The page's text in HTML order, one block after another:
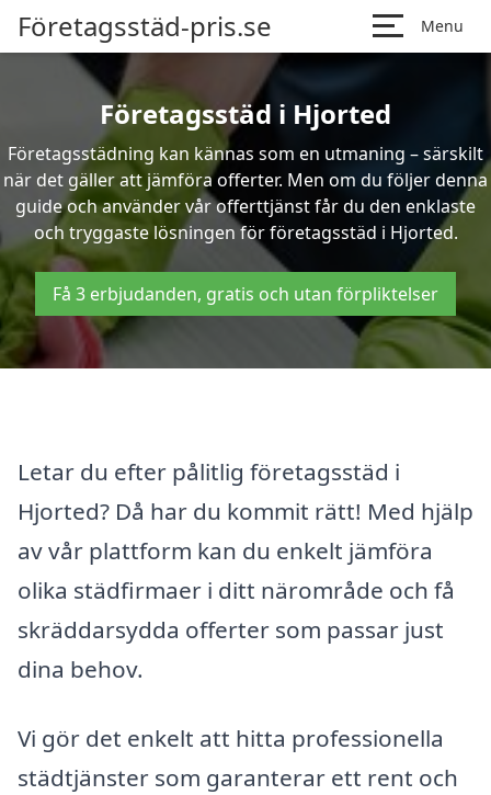
Företagsstäd-pris.se Menu
Företagsstäd i Hjorted
Företagsstädning kan kännas som en utmaning – särskilt
när det gäller att jämföra offerter. Men om du följer denna
guide och använder vår offerttjänst får du den enklaste
och tryggaste lösningen för företagsstäd i Hjorted.
Få 3 erbjudanden, gratis och utan förpliktelser
Letar du efter pålitlig företagsstäd i
Hjorted? Då har du kommit rätt! Med hjälp
av vår plattform kan du enkelt jämföra
olika städfirmaer i ditt närområde och få
skräddarsydda offerter som passar just
dina behov.
Vi gör det enkelt att hitta professionella
städtjänster som garanterar ett rent och